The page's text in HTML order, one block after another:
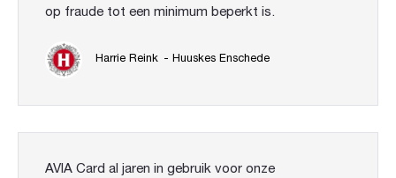
op fraude tot een minimum beperkt is.
Harrie Reink - Huuskes Enschede
AVIA Card al jaren in gebruik voor onze